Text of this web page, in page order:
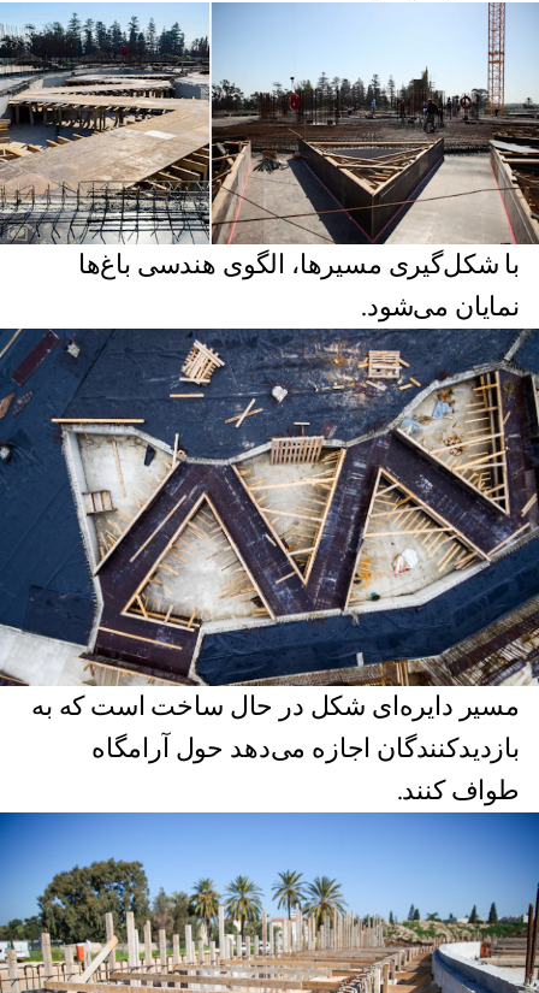
با شکل‌گیری مسیرها، الگوی هندسی باغ‌ها
نمایان می‌شود.
مسیر دایره‌ای شکل در حال ساخت است که به
بازدیدکنندگان اجازه می‌دهد حول آرامگاه
طواف کنند.